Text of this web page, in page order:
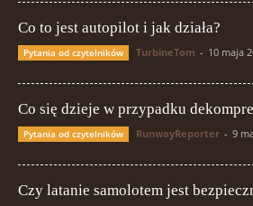
Co to jest autopilot i jak działa?
Pytania od czytelników TurbineTom - 10 maja
Co się dzieje w przypadku
Pytania od czytelników RunwayReporter - 9
Czy latanie samolotem jest